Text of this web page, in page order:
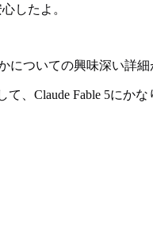
したよ。
いての興味深い詳細
、Claude Fable 5にか